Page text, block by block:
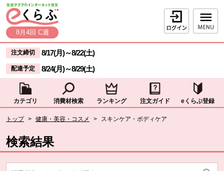
ページの先頭です。
本文へジャンプする。
8月4回 C週
ログイン
ここからサイト内共通メニューです。
サイト内共通メニューをスキップする
注文締切 8/17(月)～8/22(土)
配達予定 8/24(月)～8/29(土)
カテゴリ 消費材検索 ランキング 注文ガイド eくらぶ登録
トップ > 健康・美容・コスメ > スキンケア・ボディケア
検索結果